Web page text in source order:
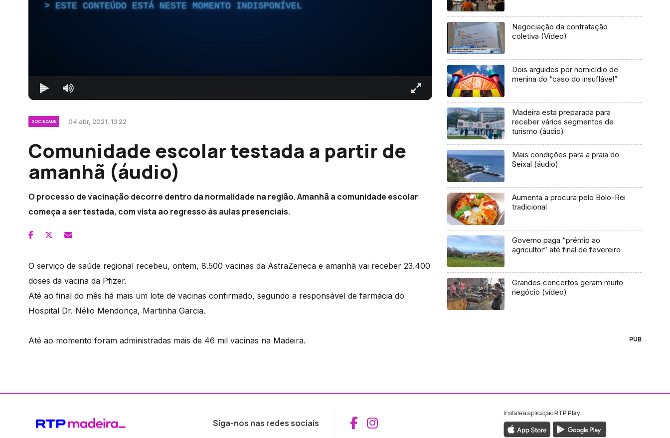
ESTE CONTEÚDO ESTÁ NESTE MOMENTO INDISPONÍVEL
SOCIEDADE 04 abr, 2021, 13:22
Comunidade escolar testada a partir de
amanhã (áudio)
O processo de vacinação decorre dentro da normalidade na região. Amanhã a comunidade escolar
começa a ser testada, com vista ao regresso às aulas presenciais.
O serviço de saúde regional recebeu, ontem, 8.500 vacinas da AstraZeneca e amanhã vai receber 23.400
doses da vacina da Pfizer.
Até ao final do mês há mais um lote de vacinas confirmado, segundo a responsável de farmácia do
Hospital Dr. Nélio Mendonça, Martinha Garcia.
Até ao momento foram administradas mais de 46 mil vacinas na Madeira.
Negociação da contratação
coletiva (Vídeo)
Dois arguidos por homicídio de
menina do “caso do insuflável”
Madeira está preparada para
receber vários segmentos de
turismo (áudio)
Mais condições para a praia do
Seixal (áudio)
Aumenta a procura pelo Bolo-Rei
tradicional
Governo paga “prémio ao
agricultor” até final de fevereiro
Grandes concertos geram muito
negócio (vídeo)
PUB
Siga-nos nas redes sociais Aceder ao Facebook da RTP Madeira
Aceder ao Instagram da RTP Madeira
Instale a aplicaçãoRTP Play